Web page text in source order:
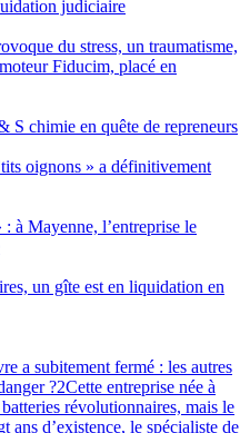
judiciaire
du stress, un traumatisme,
Fiducim, placé en
S chimie en quête de repreneurs
oignons » a définitivement
à Mayenne, l’entreprise le
un gîte est en liquidation en
a subitement fermé : les autres
?2Cette entreprise née à
révolutionnaires, mais le
ans d’existence, le spécialiste de